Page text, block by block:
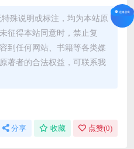
殊说明或标注，均为本站原
征得本站同意时，禁止复
到任何网站、书籍等各类媒
著者的合法权益，可联系我
分享 收藏 点赞(0)